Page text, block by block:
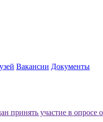
Вакансии Документы
принять участие в опросе